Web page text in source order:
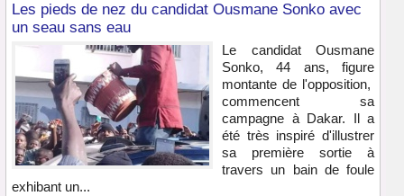
Les pieds de nez du candidat Ousmane Sonko avec
un seau sans eau
Le candidat Ousmane
Sonko, 44 ans, figure
montante de l'opposition,
commencent sa
campagne à Dakar. Il a
été très inspiré d'illustrer
sa première sortie à
travers un bain de foule
exhibant un...